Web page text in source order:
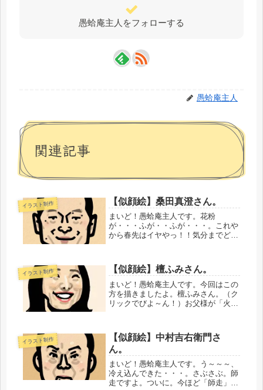
愚蛤庵主人をフォローする
愚蛤庵主人
関連記事
イラスト制作 【似顔絵】桑田真澄さん。
まいど！愚蛤庵主人です。花粉
が・・・ふが・・ふが・・・。これや
から春先はイヤやっ！！気分までどん
さておき。今回はこの方を描きました
よ。桑田真澄さん。（クリックでびよ
～ん！）今シ...
イラスト制作 【似顔絵】檀ふみさん。
まいど！愚蛤庵主人です。今回はこの
方を描きましたよ。檀ふみさん。（ク
リックでびよ～ん！）お父様が「火宅
長を168cmとされていましたが、現在
は170cmとなってます。むか～...
イラスト制作
【似顔絵】中村吉右衛門さ
ん。
まいど！愚蛤庵主人です。う～～～、
冷え込んできた・・・。さぶさぶ。師
走ですよ。ついに。今ほど「師走」の